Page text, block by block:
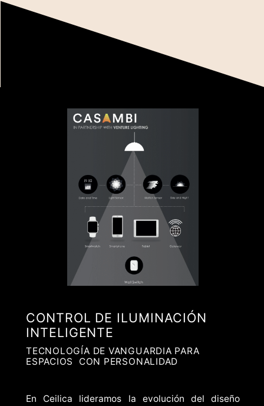
CONTROL DE ILUMINACIÓN
INTELIGENTE
TECNOLOGÍA DE VANGUARDIA PARA
ESPACIOS CON PERSONALIDAD
En Ceilica lideramos la evolución del diseño